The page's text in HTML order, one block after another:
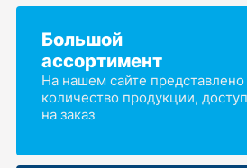
Большой
ассортимент
На нашем сайте
количество продукции,
на заказ